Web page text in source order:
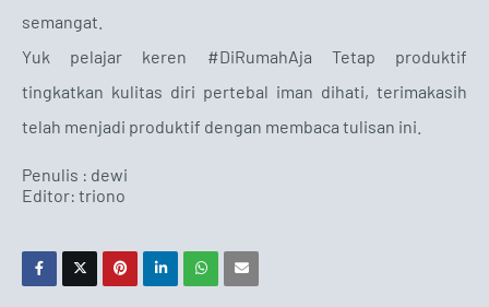
semangat.
Yuk pelajar keren #DiRumahAja Tetap produktif
tingkatkan kulitas diri pertebal iman dihati, terimakasih
telah menjadi produktif dengan membaca tulisan ini.
Penulis : dewi
Editor: triono